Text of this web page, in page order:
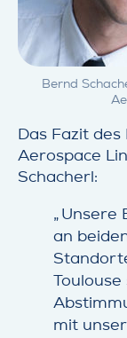
Bernd
Das Fazit
Aerospace
Schacherl:
Unsere
an
mit